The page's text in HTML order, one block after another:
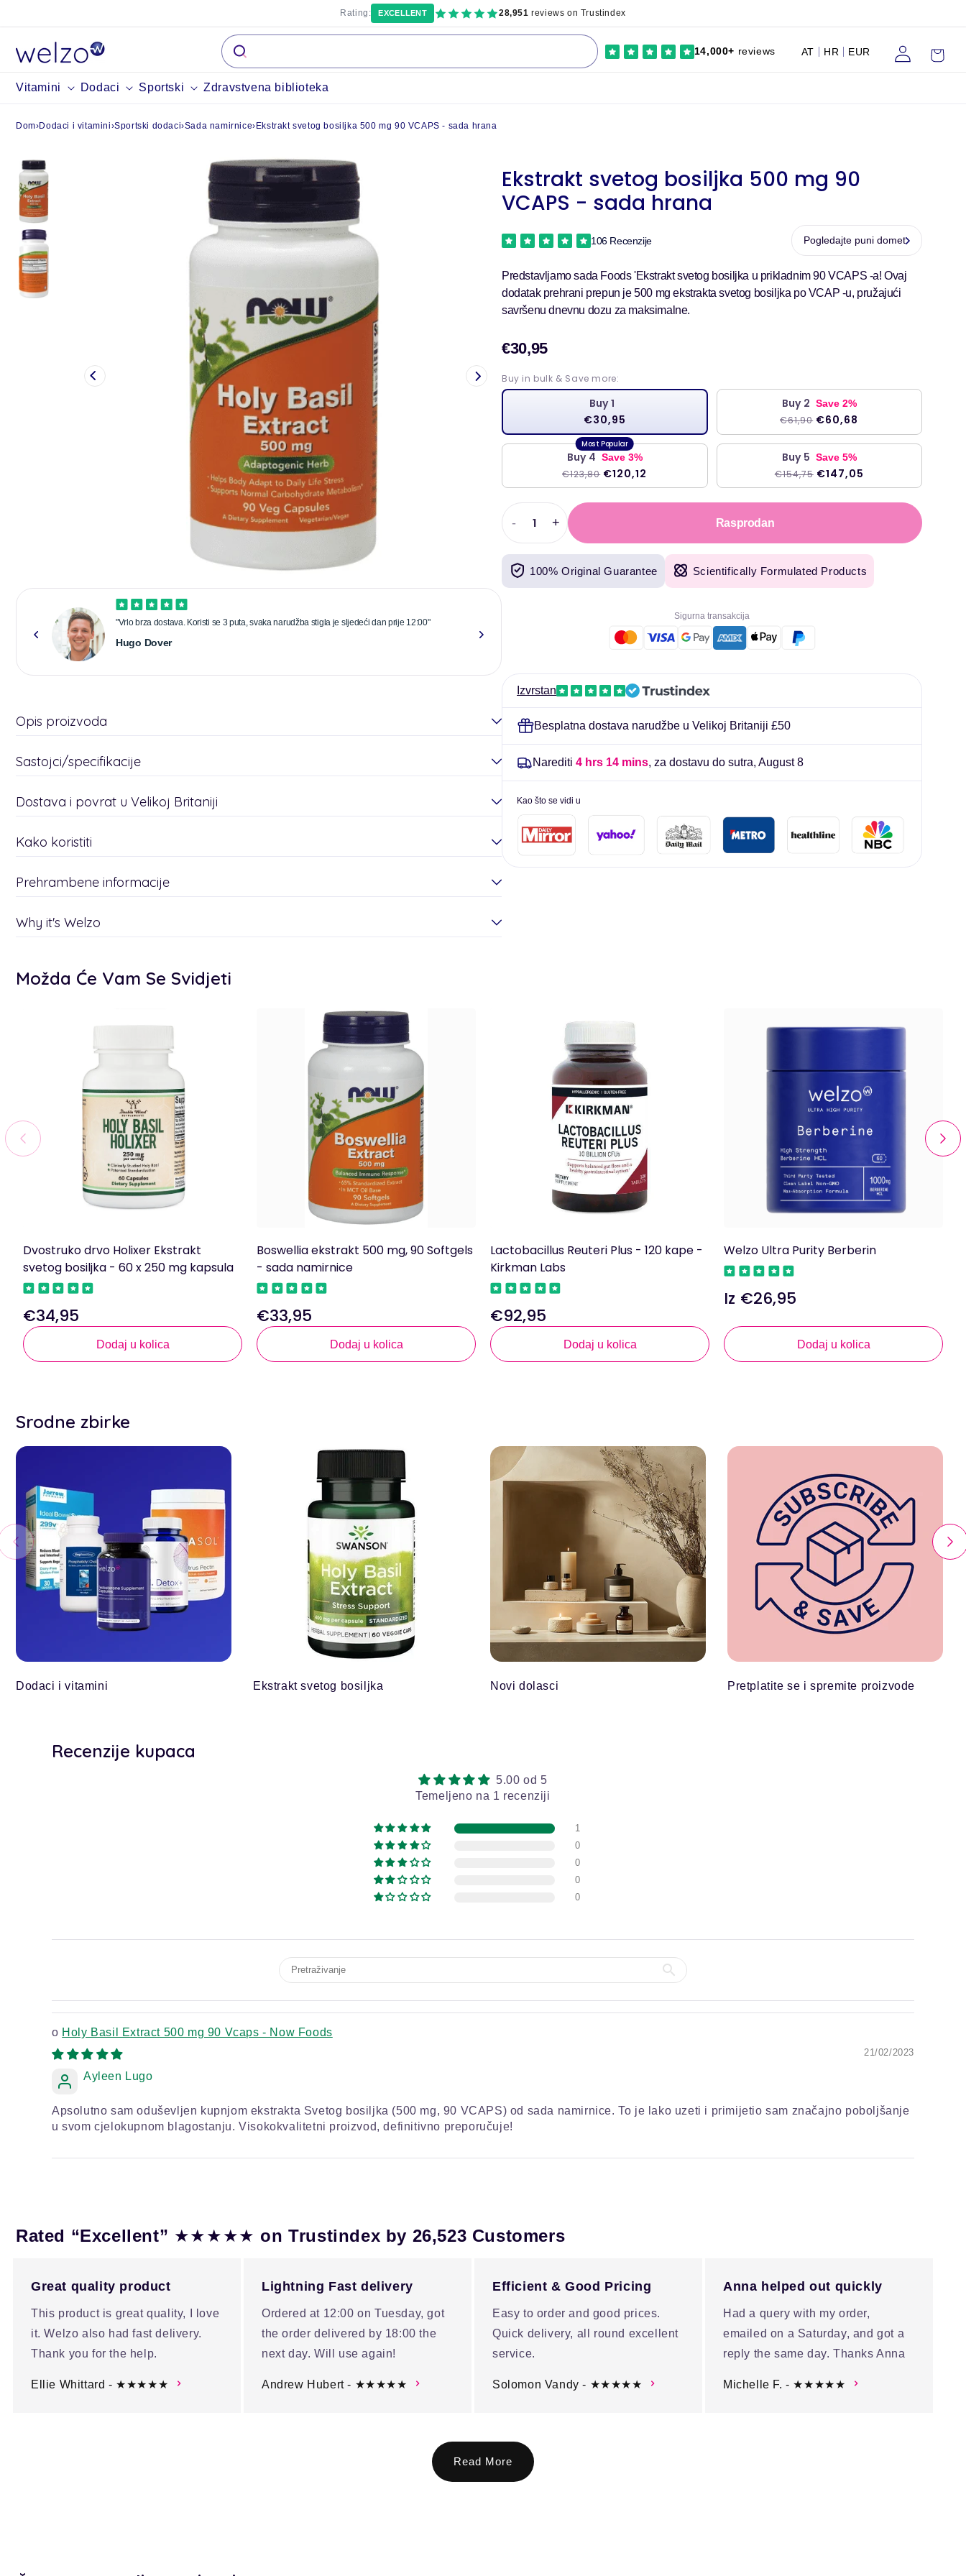
Vitamini Dodaci Sportski Zdravstvena biblioteka
14,000+ reviews AT HR EUR
se
Kolica
Rating: EXCELLENT 28,951 reviews on Trustindex
Dom›Dodaci i vitamini›Sportski dodaci›Sada namirnice› Ekstrakt svetog bosiljka 500 mg 90 VCAPS - sada hrana
"Vrlo brza dostava. Koristi se 3 puta, svaka narudžba stigla je sljedeći dan prije 12:00"
Hugo Dover
"Pouzdani i originalni proizvodi, s brzom isporukom sljedećeg dana. Welzo koristimo već više od
godinu dana."
Opis proizvoda
Sastojci/specifikacije
Dostava i povrat u Velikoj Britaniji
Kako koristiti
Prehrambene informacije
Why it's Welzo
Ekstrakt svetog bosiljka 500 mg 90
VCAPS - sada hrana
106 Recenzije Pogledajte puni domet
Predstavljamo sada Foods 'Ekstrakt svetog bosiljka u prikladnim 90 VCAPS -a! Ovaj
dodatak prehrani prepun je 500 mg ekstrakta svetog bosiljka po VCAP -u, pružajući
savršenu dnevnu dozu za maksimalne.
€30,95Prodajna
cijena
Buy in bulk & Save more:
Buy 1
€30,95
Buy 2 Save 2%
€61,90 €60,68
Buy 4 Save 3%
€123,80 €120,12
Buy 5 Save 5%
€154,75 €147,05
Smanjiti
količinu
za
Ekstrakt
svetog
sada
-
Povećati
količinu
Ekstrakt
svetog
sada
+ Rasprodan
100% Original Guarantee Scientifically Formulated Products
Sigurna transakcija
Izvrstan
Besplatna dostava narudžbe u Velikoj Britaniji £50
Narediti 4 hrs 14 mins, za dostavu do sutra, August 8
Kao što se vidi u
Možda Će Vam Se Svidjeti
Dvostruko drvo Holixer Ekstrakt
svetog bosiljka - 60 x 250 mg kapsula
Redovna
cijena
€34,95
Dodaj u kolica
Boswellia ekstrakt 500 mg, 90 Softgels
- sada namirnice
Redovna
cijena
€33,95
Dodaj u kolica
Lactobacillus Reuteri Plus - 120 kape -
Kirkman Labs
Redovna
cijena
€92,95
Dodaj u kolica
Welzo Ultra Purity Berberin
Redovna
Iz €26,95
Dodaj u kolica
Srodne zbirke
Dodaci i vitamini Ekstrakt svetog bosiljka Novi dolasci Pretplatite se i spremite proizvode
Recenzije kupaca
5.00 od 5
Temeljeno na 1 recenziji
1
0
0
0
0
Holy Basil Extract 500 mg 90 Vcaps - Now Foods
21/02/2023
Ayleen Lugo
Apsolutno sam oduševljen kupnjom ekstrakta Svetog bosiljka (500 mg, 90 VCAPS) od sada namirnice. To je lako uzeti i primijetio sam značajno poboljšanje
u svom cjelokupnom blagostanju. Visokokvalitetni proizvod, definitivno preporučuje!
Rated “Excellent” ★★★★★ on Trustindex by 26,523 Customers
Great quality product
This product is great quality, I love
it. Welzo also had fast delivery.
Thank you for the help.
Ellie Whittard - ★★★★★
Lightning Fast delivery
Ordered at 12:00 on Tuesday, got
the order delivered by 18:00 the
next day. Will use again!
Andrew Hubert - ★★★★★
Efficient & Good Pricing
Easy to order and good prices.
Quick delivery, all round excellent
service.
Solomon Vandy - ★★★★★
Anna helped out quickly
Had a query with my order,
emailed on a Saturday, and got a
reply the same day. Thanks Anna
Michelle F. - ★★★★★
Read More